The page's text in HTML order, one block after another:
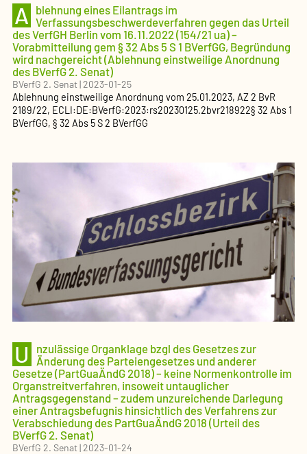
A blehnung eines Eilantrags im
Verfassungsbeschwerdeverfahren gegen das Urteil
des VerfGH Berlin vom 16.11.2022 (154/21 ua) –
Vorabmitteilung gem § 32 Abs 5 S 1 BVerfGG, Begründung
wird nachgereicht (Ablehnung einstweilige Anordnung
des BVerfG 2. Senat)
BVerfG 2. Senat|2023-01-25
Ablehnung einstweilige Anordnung vom 25.01.2023, AZ2 BvR
2189/22, ECLI:DE:BVerfG:2023:rs20230125.2bvr218922§ 32 Abs 1
BVerfGG, § 32 Abs 5 S 2 BVerfGG
U
nzulässige Organklage bzgl des Gesetzes zur
Änderung des Parteiengesetzes und anderer
Gesetze (PartGuaÄndG 2018) – keine Normenkontrolle im
Organstreitverfahren, insoweit untauglicher
Antragsgegenstand – zudem unzureichende Darlegung
einer Antragsbefugnis hinsichtlich des Verfahrens zur
Verabschiedung des PartGuaÄndG 2018 (Urteil des
BVerfG 2. Senat)
BVerfG 2. Senat|2023-01-24